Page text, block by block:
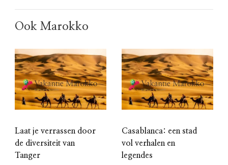
Ook Marokko
Laat je verrassen door
de diversiteit van
Tanger
Casablanca: een stad
vol verhalen en
legendes